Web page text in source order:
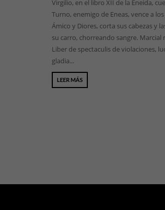
Virgilio, en el libro XII de la Eneida,
Turno, enemigo de Eneas, vence a
Ámico y Diores, corta sus cabezas y
su carro, chorreando sangre. Marcial
Liber de spectaculis de violaciones,
gladia...
LEER MÁS